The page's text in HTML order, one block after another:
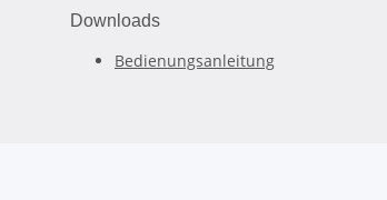
Downloads
Bedienungsanleitung